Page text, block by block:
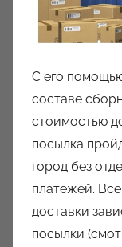
С его
составе
стоимостью
посылка
город без
платежей.
доставки
посылки